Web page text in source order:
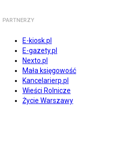
PARTNERZY
E-kiosk.pl
E-gazety.pl
Nexto.pl
Mała księgowość
Kancelarierp.pl
Wieści Rolnicze
Życie Warszawy